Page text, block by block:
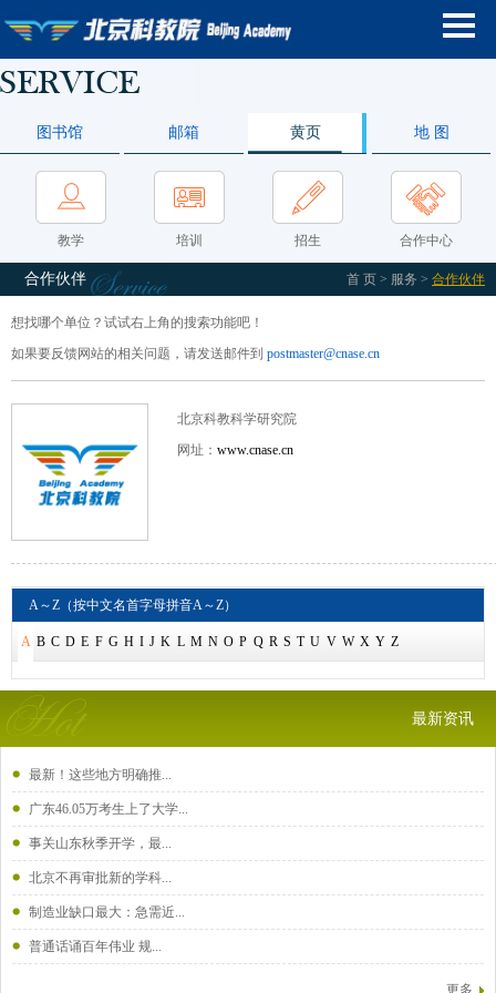
图书馆 邮箱 黄页 地 图
教学 培训 招生 合作中心
首 页 > 服务 > 合作伙伴
合作伙伴
想找哪个单位？试试右上角的搜索功能吧！
如果要反馈网站的相关问题，请发送邮件到 postmaster@cnase.cn
北京科教科学研究院
网址： www.cnase.cn
A～Z（按中文名首字母拼音A～Z）
A B C D E F G H I J K L M N O P Q R S T U V W X Y Z
最新资讯
最新！这些地方明确推...
广东46.05万考生上了大学...
事关山东秋季开学，最...
北京不再审批新的学科...
制造业缺口最大：急需近...
普通话诵百年伟业 规...
更多